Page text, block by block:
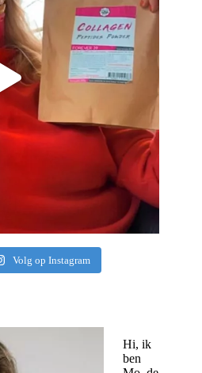
Volg op Instagram
Hi, ik
ben